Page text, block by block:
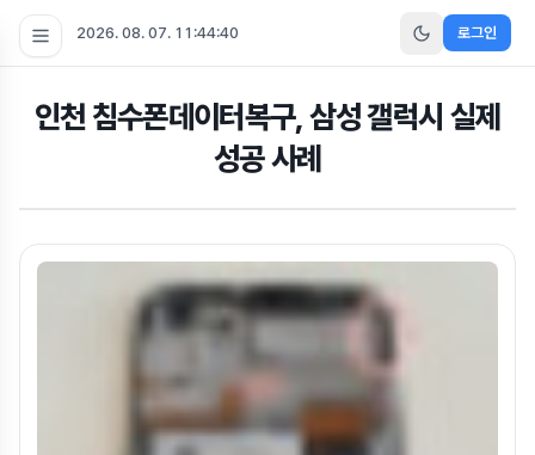
2026. 08. 07. 11:44:41 로그인
인천 침수폰데이터복구, 삼성 갤럭시 실제
성공 사례